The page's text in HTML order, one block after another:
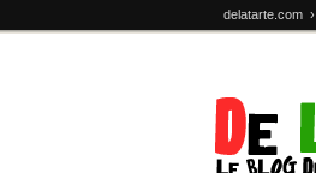
delatarte.com ›